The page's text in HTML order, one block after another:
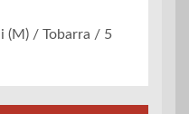
(M) / Tobarra / 5